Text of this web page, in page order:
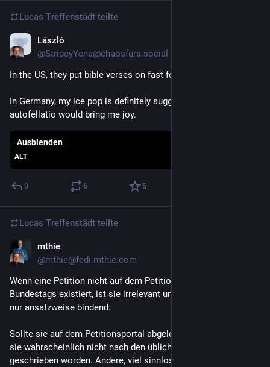
Lucas Treffenstädt teilte
László
@StripeyYena@chaosfurs.social
In the US, they put bible verses on fast food packaging.
In Germany, my ice pop is definitely suggesting that
autofellatio would bring me joy.
ALT
Ausblenden
0 6 5
Lucas Treffenstädt teilte
mthie
@mthie@fedi.mthie.com
Wenn eine Petition nicht auf dem Petitionsportal des
Bundestags existiert, ist sie irrelevant und für niemanden auch
nur ansatzweise bindend.
Sollte sie auf dem Petitionsportal abgelehnt worden sein, ist
sie wahrscheinlich nicht nach den üblichen Vorgaben
geschrieben worden. Andere, viel sinnlosere Petitionen